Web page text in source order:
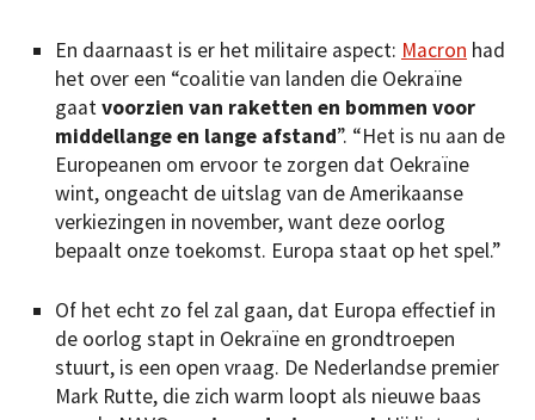
En daarnaast is er het militaire aspect: Macron had
het over een “coalitie van landen die Oekraïne
gaatvoorzien van raketten en bommen voor
middellange en lange afstand”. “Het is nu aan de
Europeanen om ervoor te zorgen dat Oekraïne
wint, ongeacht de uitslag van de Amerikaanse
verkiezingen in november, want deze oorlog
bepaalt onze toekomst. Europa staat op het spel.”
Of het echt zo fel zal gaan, dat Europa effectief in
de oorlog stapt in Oekraïne en grondtroepen
stuurt, is een open vraag. De Nederlandse premier
Mark Rutte, die zich warm loopt als nieuwe baas